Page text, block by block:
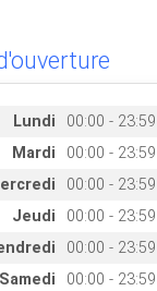
Lundi
00:00 - 23:59
Mardi
00:00 - 23:59
00:00 - 23:59
Jeudi
00:00 - 23:59
00:00 - 23:59
Samedi
00:00 - 23:59